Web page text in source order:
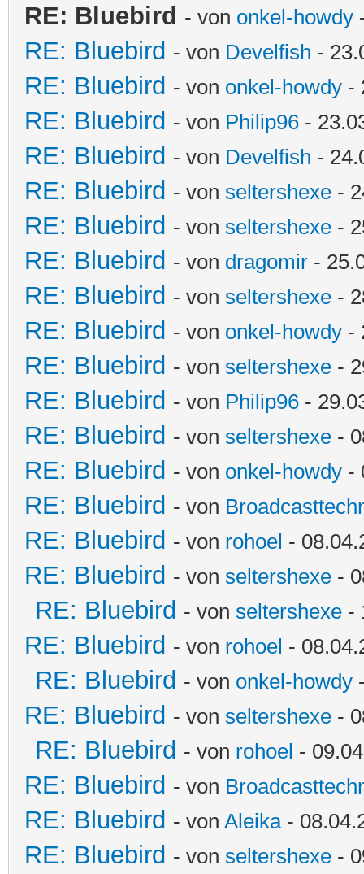
RE: Bluebird - von onkel-howdy
RE: Bluebird - von Develfish -
RE: Bluebird - von onkel-howdy -
RE: Bluebird - von Philip96 -
RE: Bluebird - von Develfish -
RE: Bluebird - von seltershexe -
RE: Bluebird - von seltershexe -
RE: Bluebird - von dragomir -
RE: Bluebird - von seltershexe -
RE: Bluebird - von onkel-howdy -
RE: Bluebird - von seltershexe -
RE: Bluebird - von Philip96 -
RE: Bluebird - von seltershexe -
RE: Bluebird - von onkel-howdy -
RE: Bluebird - von
RE: Bluebird - von rohoel -
RE: Bluebird - von seltershexe -
RE: Bluebird - von seltershexe -
RE: Bluebird - von rohoel -
RE: Bluebird - von onkel-howdy
RE: Bluebird - von seltershexe -
RE: Bluebird - von rohoel -
RE: Bluebird - von
RE: Bluebird - von Aleika-
RE: Bluebird - von seltershexe -